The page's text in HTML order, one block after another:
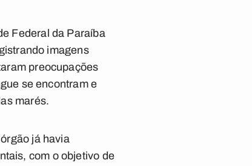
Federal da Paraíba
imagens
preocupações
se encontram e
marés.
já havia
com o objetivo de